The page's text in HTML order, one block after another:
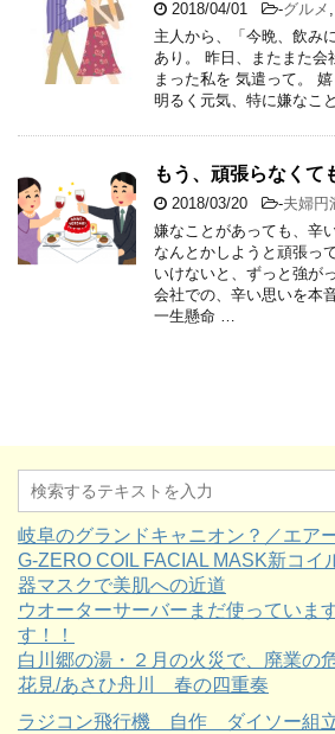
2018/04/01 -グルメ
主人から、「今晩、飲み
あり。 昨日、またまた会
まった私を 気遣って。
明るく元気、特に嫌なこ
もう、頑張らなくて
2018/03/20 -夫婦円
嫌なことがあっても、辛
なんとかしようと頑張っ
いけないと、ずっと強が
会社での、辛い思いを本
一生懸命 …
岐阜のグランドキャニオン？／エア
G-ZERO COIL FACIAL MASK新コイ
器マスクで美肌への近道
ウオーターサーバーまだ使っていま
す！！
白川郷の湯・２月の火災で、廃業の
花見/あさひ舟川 春の四重奏
ラジコン飛行機 自作 ダイソー組